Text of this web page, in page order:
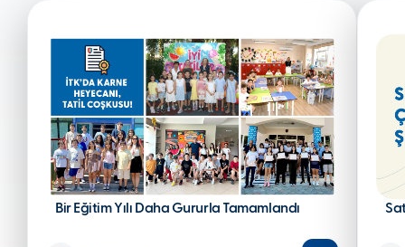
Bir Eğitim Yılı Daha Gururla Tamamlandı